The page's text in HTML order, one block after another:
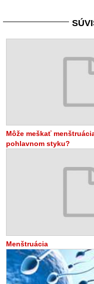
Môže meškať
pohlavnom styku?
Menštruácia